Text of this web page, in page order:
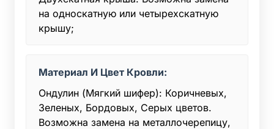
на односкатную или четырехскатную
крышу;
Материал И Цвет Кровли:
Ондулин (Мягкий шифер): Коричневых,
Зеленых, Бордовых, Серых цветов.
Возможна замена на металлочерепицу,